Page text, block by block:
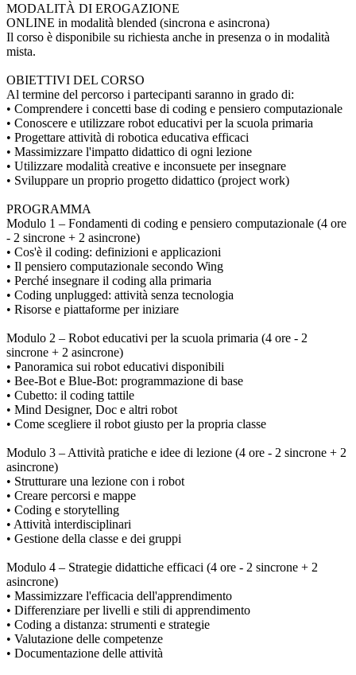
MODALITÀ DI EROGAZIONE
ONLINE in modalità blended (sincrona e asincrona)
Il corso è disponibile su richiesta anche in presenza o in modalità
mista.
OBIETTIVI DEL CORSO
Al termine del percorso i partecipanti saranno in grado di:
• Comprendere i concetti base di coding e pensiero computazionale
• Conoscere e utilizzare robot educativi per la scuola primaria
• Progettare attività di robotica educativa efficaci
• Massimizzare l'impatto didattico di ogni lezione
• Utilizzare modalità creative e inconsuete per insegnare
• Sviluppare un proprio progetto didattico (project work)
PROGRAMMA
Modulo 1 – Fondamenti di coding e pensiero computazionale (4 ore
- 2 sincrone + 2 asincrone)
• Cos'è il coding: definizioni e applicazioni
• Il pensiero computazionale secondo Wing
• Perché insegnare il coding alla primaria
• Coding unplugged: attività senza tecnologia
• Risorse e piattaforme per iniziare
Modulo 2 – Robot educativi per la scuola primaria (4 ore - 2
sincrone + 2 asincrone)
• Panoramica sui robot educativi disponibili
• Bee-Bot e Blue-Bot: programmazione di base
• Cubetto: il coding tattile
• Mind Designer, Doc e altri robot
• Come scegliere il robot giusto per la propria classe
Modulo 3 – Attività pratiche e idee di lezione (4 ore - 2 sincrone + 2
asincrone)
• Strutturare una lezione con i robot
• Creare percorsi e mappe
• Coding e storytelling
• Attività interdisciplinari
• Gestione della classe e dei gruppi
Modulo 4 – Strategie didattiche efficaci (4 ore - 2 sincrone + 2
asincrone)
• Massimizzare l'efficacia dell'apprendimento
• Differenziare per livelli e stili di apprendimento
• Coding a distanza: strumenti e strategie
• Valutazione delle competenze
• Documentazione delle attività